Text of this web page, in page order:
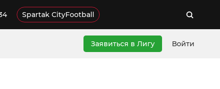
Spartak CityFootball
Заявиться в Лигу Войти